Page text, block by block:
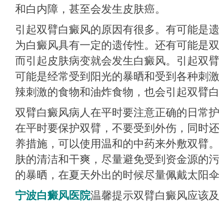
和白内障，甚至会发生皮肤癌。
引起双臂白癜风的原因有很多。有可能是
为白癜风具有一定的遗传性。还有可能是
而引起皮肤病变就会发生白癜风。引起双
可能是经常受到阳光的暴晒和受到各种刺
辣刺激的食物和油炸食物，也会引起双臂
双臂白癜风病人在平时要注意正确的日常
在平时要保护双臂，不要受到外伤，同时
养措施，可以使用温和的中药来外敷双臂
肤的清洁和干爽，尽量避免受到资金源的
的暴晒，在夏天外出的时候尽量佩戴太阳
宁波白癜风医院温馨提示双臂白癜风应该